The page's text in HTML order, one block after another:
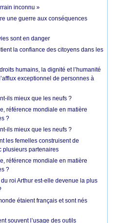
inconnu »
une guerre aux conséquences
sont en danger
la confiance des citoyens dans les
humains, la dignité et l’humanité
exceptionnel de personnes à
ils mieux que les neufs ?
référence mondiale en matière
?
ils mieux que les neufs ?
les femelles construisent de
plusieurs partenaires
référence mondiale en matière
?
roi Arthur est-elle devenue la plus
étaient français et sont nés
souvent l’usage des outils